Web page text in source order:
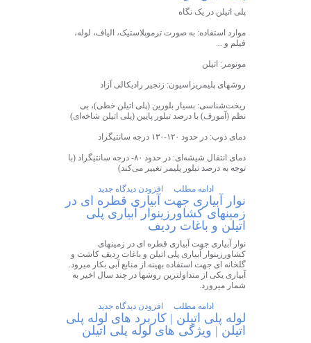
پلی اتیلن در یک نگاه
موارد استفاده: به صورت ترموپلاستیک، الیاف، لوله،
فیلم و ...
مونومر: اتیلن
روشهای پلیمریزاسیون: زنجیر رادیکالی آزاد
ریخت‌شناسی: بسیار بلورین (پلی اتیلن خطی)، بی
نظم (آمورف) با درصد تبلور پایین (پلی اتیلن شاخه‌ای)
دمای ذوب: در حدود ۱۲۰-۱۳۰ درجه سانتیگراد
دمای انتقال شیشه‌ای: در حدود ۸۰- درجه سانتیگراد (با
توجه به درصد تبلور پلیمر تغییر می‌کند)
ادامه مطلب افزودن دیدگاه جدید
نوار آبیاری جهت آبیاری قطره ای در
زمینهای کشاورزینوار آبیاری پلی
اتیلن و باغات ردیف
نوار آبیاری جهت آبیاری قطره ای در زمینهای
کشاورزینوار آبیاری پلی اتیلن و باغات ردیف کاشت و
گلخانه ای جهت استفاده بهینه از منابع آبی بکار میرود.
آبیاری یکی از متداولترین روشها در چند سال اخیر به
شمار میرورد.
ادامه مطلب افزودن دیدگاه جدید
لوله پلی اتیلن | کاربرد های لوله پلی
اتیلن | ویژگی های لوله پلی اتیلن